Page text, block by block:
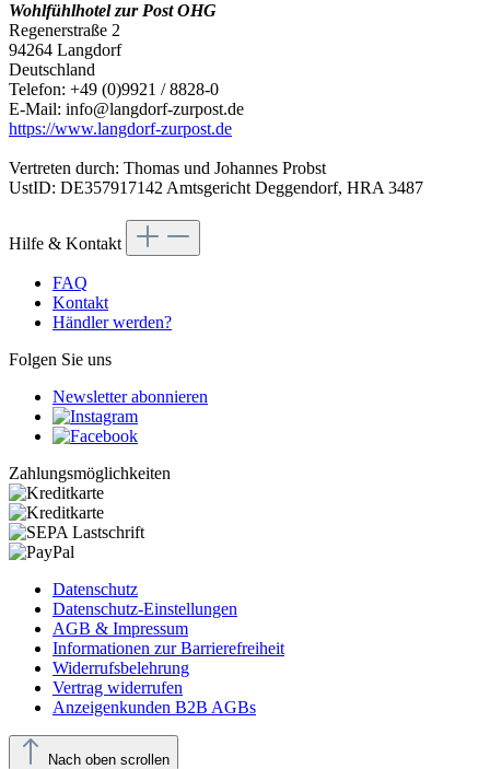
Wohlfühlhotel zur Post OHG
Regenerstraße 2
94264 Langdorf
Deutschland
Telefon: +49 (0)9921 / 8828-0
E-Mail: info@langdorf-zurpost.de
https://www.langdorf-zurpost.de
Vertreten durch: Thomas und Johannes Probst
UstID: DE357917142 Amtsgericht Deggendorf, HRA 3487
Hilfe & Kontakt
FAQ
Kontakt
Händler werden?
Folgen Sie uns
Newsletter abonnieren
Zahlungsmöglichkeiten
Datenschutz
Datenschutz-Einstellungen
AGB & Impressum
Informationen zur Barrierefreiheit
Widerrufsbelehrung
Vertrag widerrufen
Anzeigenkunden B2B AGBs
Nach oben scrollen